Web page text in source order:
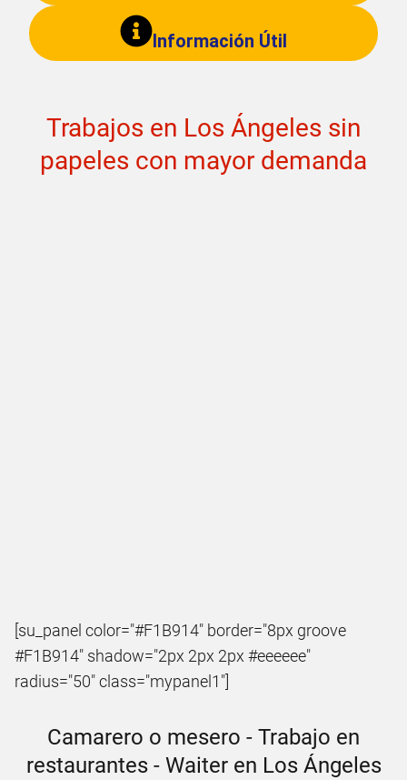
Información Útil
Trabajos en Los Ángeles sin
papeles con mayor demanda
[su_panel color="#F1B914" border="8px groove
#F1B914" shadow="2px 2px 2px #eeeeee"
radius="50" class="mypanel1"]
Camarero o mesero - Trabajo en
restaurantes - Waiter en Los Ángeles